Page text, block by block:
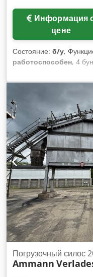
цене
Состояние: б/у,
работоспособен, 4
материала -
передающий конвейер
-
Погрузочный силос
Ammann